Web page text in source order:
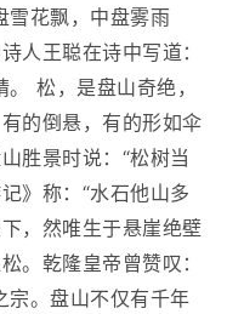
雪花飘，中盘雾雨
人王聪在诗中写道：
松，是盘山奇绝，
的倒悬，有的形如伞
胜景时说：“松树当
》称：“水石他山多
，然唯生于悬崖绝壁
。乾隆皇帝曾赞叹：
宗。盘山不仅有千年